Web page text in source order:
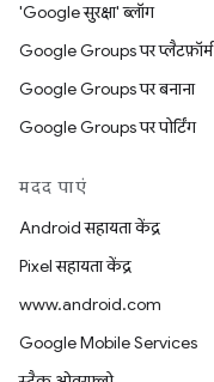
'Google सुरक्षा' ब्लॉग
Google Groups पर प्लैटफ़ॉर्म
Google Groups पर बनाना
Google Groups पर पोर्टिंग
मदद पाएं
Android सहायता केंद्र
Pixel सहायता केंद्र
www.android.com
Google Mobile Services